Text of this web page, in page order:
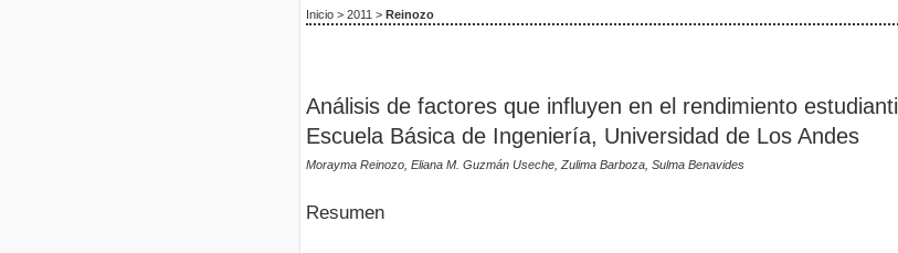
Inicio > 2011 > Reinozo
Análisis de factores que influyen en el rendimiento estudiantil
Escuela Básica de Ingeniería, Universidad de Los Andes
Morayma Reinozo, Eliana M. Guzmán Useche, Zulima Barboza, Sulma Benavides
Resumen